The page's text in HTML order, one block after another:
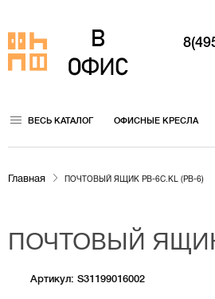
ВЕСЬ КАТАЛОГ ОФИСНЫЕ КРЕСЛА
Главная ПОЧТОВЫЙ ЯЩИК PB-6C.KL (PB-6)
ПОЧТОВЫЙ ЯЩИК
Артикул: S31199016002